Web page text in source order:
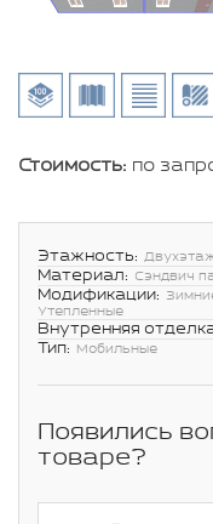
Стоимость: по
Этажность:
Материал: Сэндвич
Модификации:
Утепленные
Внутренняя
Тип: Мобильные
Появились
товаре?